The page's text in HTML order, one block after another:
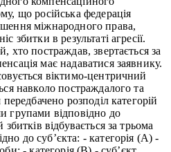
що російська федерація
міжнародного права,
збитки в результаті агресії.
хто постраждав, звертається за
має надаватися заявнику.
віктимо-центричний
навколо постраждалого та
розподіл категорій
групами відповідно до
збитків відбувається за трьома
до суб’єкта: - категорія (А) -